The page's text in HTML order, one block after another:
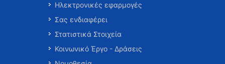
Ηλεκτρονικές εφαρμογές
Σας ενδιαφέρει
Στατιστικά Στοιχεία
Κοινωνικό Έργο - Δράσεις